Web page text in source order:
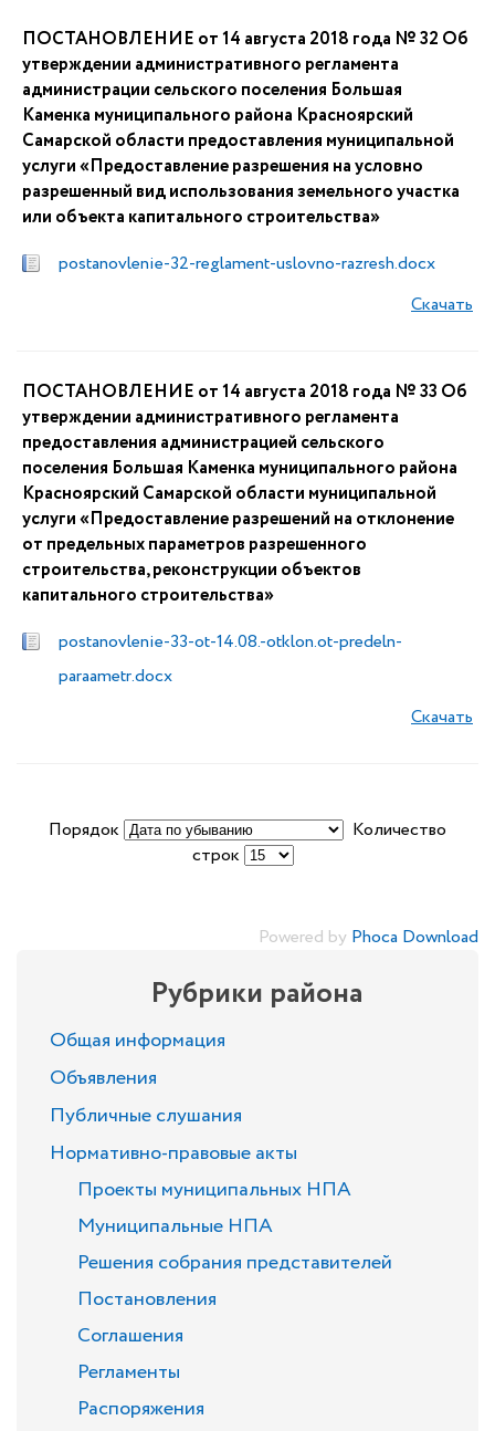
ПОСТАНОВЛЕНИЕ от 14 августа 2018 года № 32 Об
утверждении административного регламента
администрации сельского поселения Большая
Каменка муниципального района Красноярский
Самарской области предоставления муниципальной
услуги «Предоставление разрешения на условно
разрешенный вид использования земельного участка
или объекта капитального строительства»
postanovlenie-32-reglament-uslovno-razresh.docx
Скачать
ПОСТАНОВЛЕНИЕ от 14 августа 2018 года № 33 Об
утверждении административного регламента
предоставления администрацией сельского
поселения Большая Каменка муниципального района
Красноярский Самарской области муниципальной
услуги «Предоставление разрешений на отклонение
от предельных параметров разрешенного
строительства, реконструкции объектов
капитального строительства»
postanovlenie-33-ot-14.08.-otklon.ot-predeln-
paraametr.docx
Скачать
Порядок
Количество
строк
Powered by Phoca Download
Рубрики района
Общая информация
Объявления
Публичные слушания
Нормативно-правовые акты
Проекты муниципальных НПА
Муниципальные НПА
Решения собрания представителей
Постановления
Соглашения
Регламенты
Распоряжения